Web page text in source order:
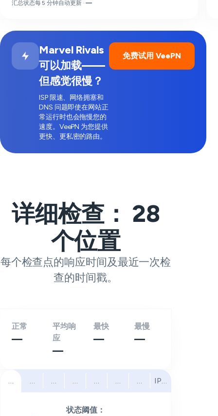
汇总状态每 5 分钟自动更新 ·—
Marvel Rivals
可以加载——
但感觉很慢？
ISP 限速、网络拥塞和
DNS 问题即使在网站正
常运行时也会拖慢您的
速度。VeePN 为您提供
更快、更私密的路由。
免费试用 VeePN
详细检查： 28
个位置
每个检查点的响应时间及最近一次检
查的时间戳。
正常
—
平均响
应
—
最快
—
最慢
—
全部 北美 南美 欧洲 中东 非洲 亚太 IPv6
状态阈值：